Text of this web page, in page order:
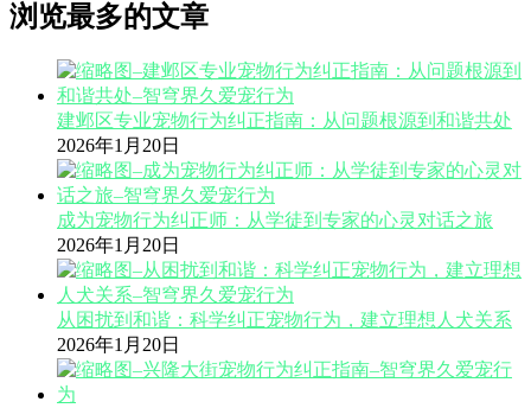
浏览最多的文章
建邺区专业宠物行为纠正指南：从问题根源到和谐共处
2026年1月20日
成为宠物行为纠正师：从学徒到专家的心灵对话之旅
2026年1月20日
从困扰到和谐：科学纠正宠物行为，建立理想人犬关系
2026年1月20日